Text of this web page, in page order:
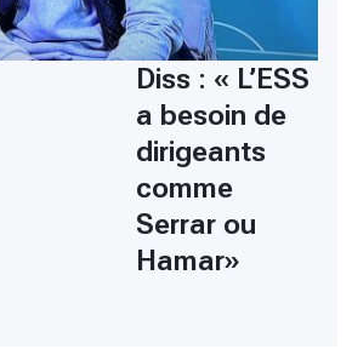
Diss : « L’ESS
a besoin de
dirigeants
comme
Serrar ou
Hamar»